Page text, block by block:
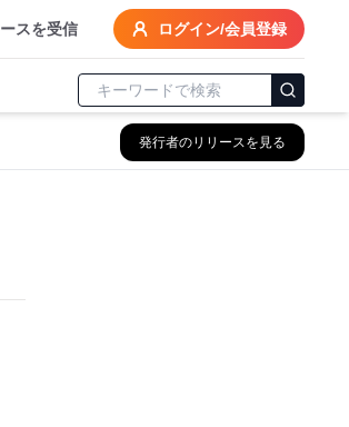
スを受信 ログイン/会員登録
発行者のリリースを見る